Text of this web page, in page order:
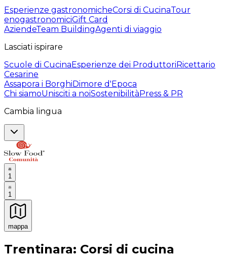
Esperienze gastronomicheCorsi di CucinaTour
enogastronomiciGift Card
AziendeTeam BuildingAgenti di viaggio
Lasciati ispirare
Scuole di CucinaEsperienze dei ProduttoriRicettario
Cesarine
Assapora i BorghiDimore d'Epoca
Chi siamoUnisciti a noiSostenibilitàPress & PR
Cambia lingua
1
1
mappa
Esperienze culinarie indimenticabili: Esperienze
Trentinara: Corsi di cucina